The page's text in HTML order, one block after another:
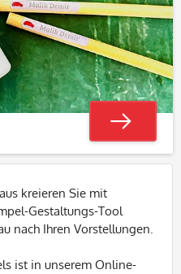
kreieren Sie mit
Gestaltungs-Tool
nach Ihren Vorstellungen.
ist in unserem Online-